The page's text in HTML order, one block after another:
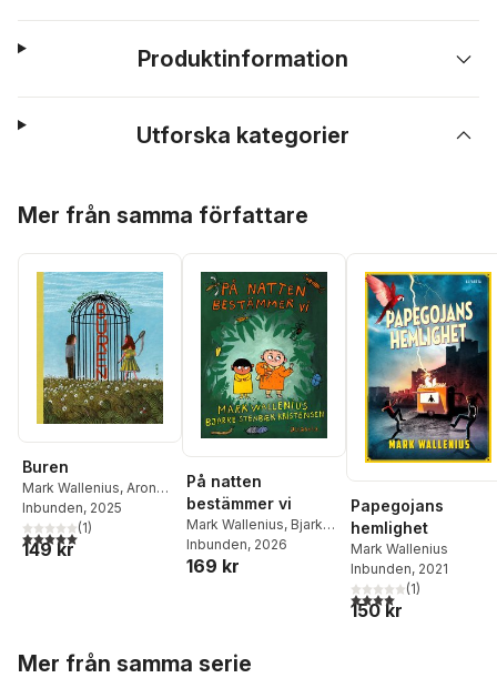
Produktinformation
Utforska kategorier
Mer från samma författare
Buren
Mark Wallenius, Aron
Landahl
Inbunden, 2025
5,0utav 5 stjärnor. Totalt antal röster:
(1)
149 kr
På natten
bestämmer vi
Mark Wallenius, Bjarke
Stenbæk Kristensen
Inbunden, 2026
169 kr
Papegojans
hemlighet
Mark Wallenius
Inbunden, 2021
4,0utav 5 stjärnor.
(1)
150 kr
Mer från samma serie